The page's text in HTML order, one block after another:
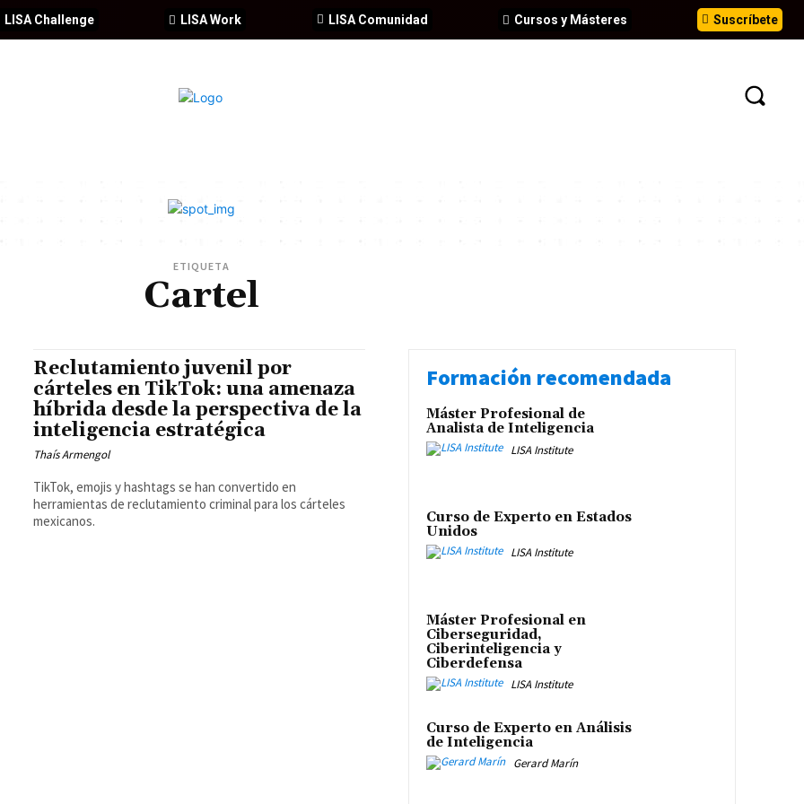
Suscríbete
Cursos y Másteres
LISA Comunidad
LISA Work
LISA Challenge
ETIQUETA
Cartel
Reclutamiento juvenil por
cárteles en TikTok: una amenaza
híbrida desde la perspectiva de la
inteligencia estratégica
Thaís Armengol
TikTok, emojis y hashtags se han convertido en
herramientas de reclutamiento criminal para los cárteles
mexicanos.
Formación recomendada
Máster Profesional de
Analista de Inteligencia
LISA Institute
Curso de Experto en Estados
Unidos
LISA Institute
Máster Profesional en
Ciberseguridad,
Ciberinteligencia y
Ciberdefensa
LISA Institute
Curso de Experto en Análisis
de Inteligencia
Gerard Marín